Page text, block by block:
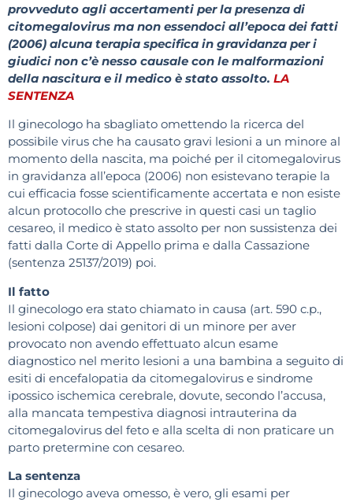
provveduto agli accertamenti per la presenza di
citomegalovirus ma non essendoci all’epoca dei fatti
(2006) alcuna terapia specifica in gravidanza per i
giudici non c’è nesso causale con le malformazioni
della nascitura e il medico è stato assolto. LA
SENTENZA
Il ginecologo ha sbagliato omettendo la ricerca del
possibile virus che ha causato gravi lesioni a un minore al
momento della nascita, ma poiché per il citomegalovirus
in gravidanza all’epoca (2006) non esistevano terapie la
cui efficacia fosse scientificamente accertata e non esiste
alcun protocollo che prescrive in questi casi un taglio
cesareo, il medico è stato assolto per non sussistenza dei
fatti dalla Corte di Appello prima e dalla Cassazione
(sentenza 25137/2019) poi.
Il fatto
Il ginecologo era stato chiamato in causa (art. 590 c.p.,
lesioni colpose) dai genitori di un minore per aver
provocato non avendo effettuato alcun esame
diagnostico nel merito lesioni a una bambina a seguito di
esiti di encefalopatia da citomegalovirus e sindrome
ipossico ischemica cerebrale, dovute, secondo l’accusa,
alla mancata tempestiva diagnosi intrauterina da
citomegalovirus del feto e alla scelta di non praticare un
parto pretermine con cesareo.
La sentenza
Il ginecologo aveva omesso, è vero, gli esami per